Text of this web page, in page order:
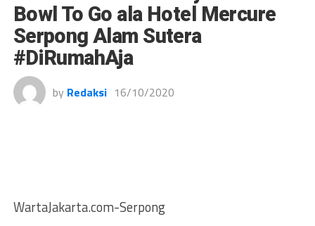
Bowl To Go ala Hotel Mercure
Serpong Alam Sutera
#DiRumahAja
by Redaksi 16/10/2020
WartaJakarta.com-Serpong